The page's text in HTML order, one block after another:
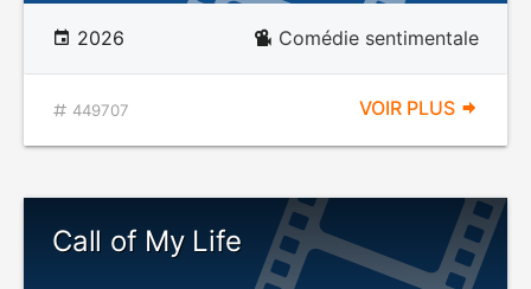
2026 Comédie sentimentale
449707 VOIR PLUS
Call of My Life